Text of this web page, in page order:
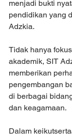
menjadi bukti
pendidikan yang
Adzkia.
Tidak hanya
akademik, SIT
memberikan
pengembangan
di berbagai
dan keagamaan.
Dalam